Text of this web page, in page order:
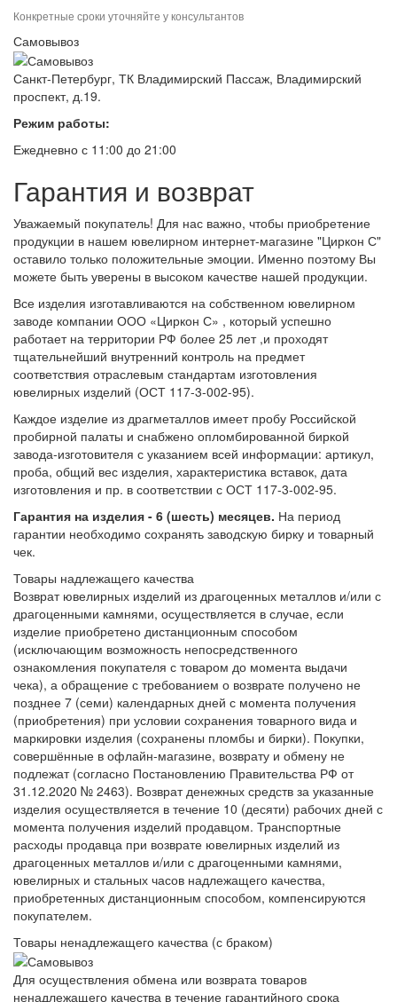
Конкретные сроки уточняйте у консультантов
Самовывоз
Санкт-Петербург, ТК Владимирский Пассаж, Владимирский
проспект, д.19.
Режим работы:
Ежедневно с 11:00 до 21:00
Гарантия и возврат
Уважаемый покупатель! Для нас важно, чтобы приобретение
продукции в нашем ювелирном интернет-магазине "Циркон С"
оставило только положительные эмоции. Именно поэтому Вы
можете быть уверены в высоком качестве нашей продукции.
Все изделия изготавливаются на собственном ювелирном
заводе компании ООО «Циркон С» , который успешно
работает на территории РФ более 25 лет ,и проходят
тщательнейший внутренний контроль на предмет
соответствия отраслевым стандартам изготовления
ювелирных изделий (ОСТ 117-3-002-95).
Каждое изделие из драгметаллов имеет пробу Российской
пробирной палаты и снабжено опломбированной биркой
завода-изготовителя с указанием всей информации: артикул,
проба, общий вес изделия, характеристика вставок, дата
изготовления и пр. в соответствии с ОСТ 117-3-002-95.
Гарантия на изделия - 6 (шесть) месяцев. На период
гарантии необходимо сохранять заводскую бирку и товарный
чек.
Товары надлежащего качества
Возврат ювелирных изделий из драгоценных металлов и/или с
драгоценными камнями, осуществляется в случае, если
изделие приобретено дистанционным способом
(исключающим возможность непосредственного
ознакомления покупателя с товаром до момента выдачи
чека), а обращение с требованием о возврате получено не
позднее 7 (семи) календарных дней с момента получения
(приобретения) при условии сохранения товарного вида и
маркировки изделия (сохранены пломбы и бирки). Покупки,
совершённые в офлайн-магазине, возврату и обмену не
подлежат (согласно Постановлению Правительства РФ от
31.12.2020 № 2463). Возврат денежных средств за указанные
изделия осуществляется в течение 10 (десяти) рабочих дней с
момента получения изделий продавцом. Транспортные
расходы продавца при возврате ювелирных изделий из
драгоценных металлов и/или с драгоценными камнями,
ювелирных и стальных часов надлежащего качества,
приобретенных дистанционным способом, компенсируются
покупателем.
Товары ненадлежащего качества (с браком)
Для осуществления обмена или возврата товаров
ненадлежащего качества в течение гарантийного срока